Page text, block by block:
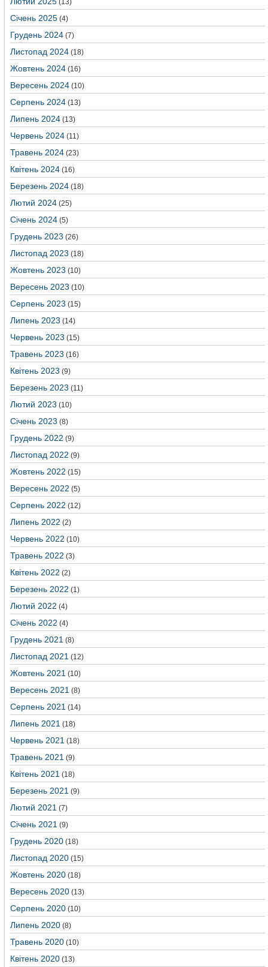
(13)
Січень 2025 (4)
Грудень 2024 (7)
Листопад 2024 (18)
Жовтень 2024 (16)
Вересень 2024 (10)
Серпень 2024 (13)
Липень 2024 (13)
Червень 2024 (11)
Травень 2024 (23)
Квітень 2024 (16)
Березень 2024 (18)
Лютий 2024 (25)
Січень 2024 (5)
Грудень 2023 (26)
Листопад 2023 (18)
Жовтень 2023 (10)
Вересень 2023 (10)
Серпень 2023 (15)
Липень 2023 (14)
Червень 2023 (15)
Травень 2023 (16)
Квітень 2023 (9)
Березень 2023 (11)
Лютий 2023 (10)
Січень 2023 (8)
Грудень 2022 (9)
Листопад 2022 (9)
Жовтень 2022 (15)
Вересень 2022 (5)
Серпень 2022 (12)
Липень 2022 (2)
Червень 2022 (10)
Травень 2022 (3)
Квітень 2022 (2)
Березень 2022 (1)
Лютий 2022 (4)
Січень 2022 (4)
Грудень 2021 (8)
Листопад 2021 (12)
Жовтень 2021 (10)
Вересень 2021 (8)
Серпень 2021 (14)
Липень 2021 (18)
Червень 2021 (18)
Травень 2021 (9)
Квітень 2021 (18)
Березень 2021 (9)
Лютий 2021 (7)
Січень 2021 (9)
Грудень 2020 (18)
Листопад 2020 (15)
Жовтень 2020 (18)
Вересень 2020 (13)
Серпень 2020 (10)
Липень 2020 (8)
Травень 2020 (10)
Квітень 2020 (13)